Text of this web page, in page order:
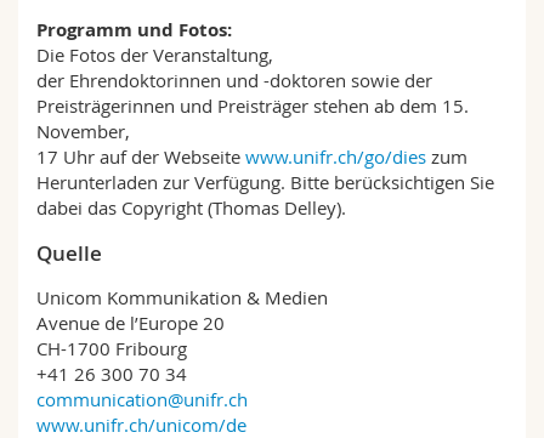
Programm und Fotos:
Die Fotos der Veranstaltung,
der Ehrendoktorinnen und -doktoren sowie der
Preisträgerinnen und Preisträger stehen ab dem 15.
November,
17 Uhr auf der Webseite www.unifr.ch/go/dies zum
Herunterladen zur Verfügung. Bitte berücksichtigen Sie
dabei das Copyright (Thomas Delley).
Quelle
Unicom Kommunikation & Medien
Avenue de l’Europe 20
CH-1700 Fribourg
+41 26 300 70 34
communication@unifr.ch
www.unifr.ch/unicom/de